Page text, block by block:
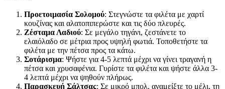
Προετοιμασία Σολομού: Στεγνώστε τα φιλέτα με χαρτί
κουζίνας και αλατοπιπερώστε και τις δύο πλευρές.
Ζέσταμα Λαδιού: Σε μεγάλο τηγάνι, ζεστάνετε το
ελαιόλαδο σε μέτρια προς υψηλή φωτιά. Τοποθετήστε τα
φιλέτα με την πέτσα προς τα κάτω.
Σοτάρισμα: Ψήστε για 4-5 λεπτά μέχρι να γίνει τραγανή η
πέτσα και χρυσαφένια. Γυρίστε τα φιλέτα και ψήστε άλλα 3-
4 λεπτά μέχρι να ψηθούν πλήρως.
Παρασκευή Σάλτσας: Σε μικρό μπολ, αναμείξτε το μέλι, τη